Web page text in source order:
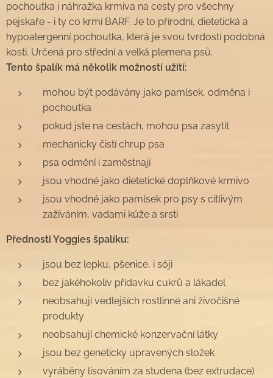
pochoutka i náhražka krmiva na cesty pro všechny
pejskaře - i ty co krmí BARF. Je to přírodní, dietetická a
hypoalergenní pochoutka, která je svou tvrdostí podobná
kosti. Určená pro střední a velká plemena psů.
Tento špalík má několik možností užití:
mohou být podávány jako pamlsek, odměna i
pochoutka
pokud jste na cestách, mohou psa zasytit
mechanicky čistí chrup psa
psa odmění i zaměstnají
jsou vhodné jako dietetické doplňkové krmivo
jsou vhodné jako pamlsek pro psy s citlivým
zažíváním, vadami kůže a srsti
Přednosti Yoggies špalíku:
jsou bez lepku, pšenice, i sóji
bez jakéhokoliv přídavku cukrů a lákadel
neobsahují vedlejších rostlinné ani živočišné
produkty
neobsahují chemické konzervační látky
jsou bez geneticky upravených složek
vyráběny lisováním za studena (bez extrudace)